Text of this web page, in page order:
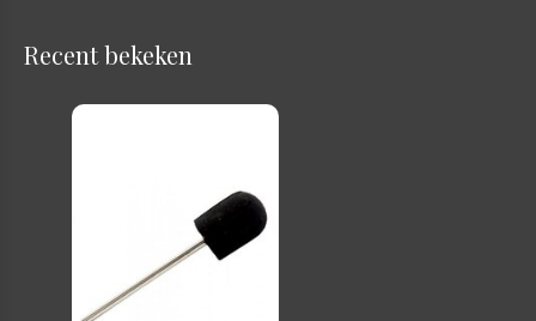
Recent bekeken